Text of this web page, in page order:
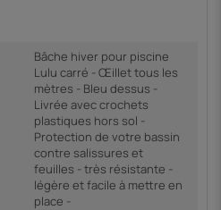
Bâche hiver pour piscine
Lulu carré - Œillet tous les
mètres - Bleu dessus -
Livrée avec crochets
plastiques hors sol -
Protection de votre bassin
contre salissures et
feuilles - très résistante -
légère et facile à mettre en
place -